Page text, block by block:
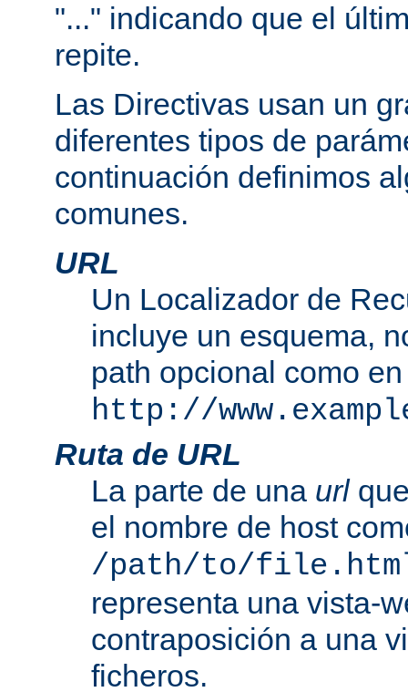
"..." indicando que el
repite.
Las Directivas usan un
diferentes tipos de
continuación definimos
comunes.
URL
Un Localizador de
incluye un esquema,
path opcional como en
http://
Ruta de URL
La parte de una url
el nombre de host
/path/to/
representa una vista-
contraposición a una
ficheros.